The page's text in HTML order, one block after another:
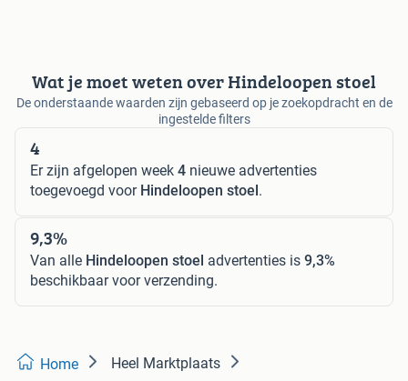
Wat je moet weten over Hindeloopen stoel
De onderstaande waarden zijn gebaseerd op je zoekopdracht en de
ingestelde filters
4
Er zijn afgelopen week 4 nieuwe advertenties
toegevoegd voor Hindeloopen stoel.
9,3%
Van alle Hindeloopen stoel advertenties is 9,3%
beschikbaar voor verzending.
Home Heel Marktplaats